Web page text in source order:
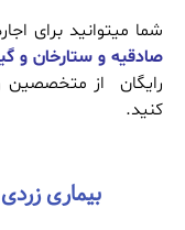
شما میتوانید برای
صادقیه و ستارخان و
رایگان از متخصصین
کنید.
بیماری